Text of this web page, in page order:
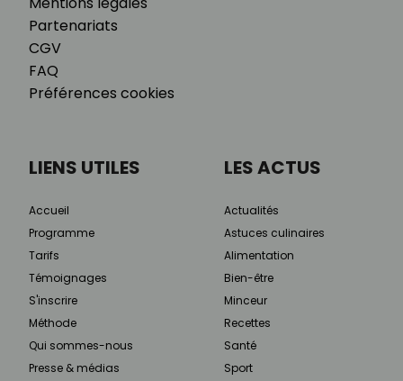
Partenariats
CGV
FAQ
Préférences cookies
LIENS UTILES
Accueil
Programme
Tarifs
Témoignages
S'inscrire
Méthode
Qui sommes-nous
Presse & médias
LES ACTUS
Actualités
Astuces culinaires
Alimentation
Bien-être
Minceur
Recettes
Santé
Sport